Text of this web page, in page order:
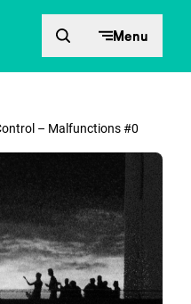
Menu
– Malfunctions #0